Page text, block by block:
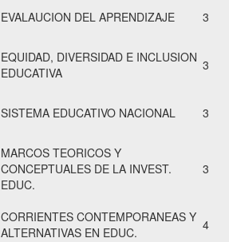
EVALAUCION DEL APRENDIZAJE 3
EQUIDAD, DIVERSIDAD E INCLUSION
EDUCATIVA
3
SISTEMA EDUCATIVO NACIONAL 3
MARCOS TEORICOS Y
CONCEPTUALES DE LA INVEST.
EDUC.
3
CORRIENTES CONTEMPORANEAS Y
ALTERNATIVAS EN EDUC.
4